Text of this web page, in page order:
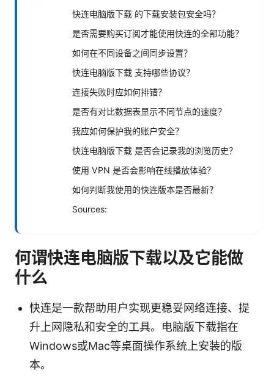
快连电脑版下载 的下载安装包安全吗？
是否需要购买订阅才能使用快连的全部功能？
如何在不同设备之间同步设置？
快连电脑版下载 支持哪些协议？
连接失败时应如何排错？
是否有对比数据表显示不同节点的速度？
我应如何保护我的账户安全？
快连电脑版下载 是否会记录我的浏览历史？
使用 VPN 是否会影响在线播放体验？
如何判断我使用的快连版本是否最新？
Sources:
何谓快连电脑版下载以及它能做
什么
快连是一款帮助用户实现更稳妥网络连接、提
升上网隐私和安全的工具。电脑版下载指在
Windows或Mac等桌面操作系统上安装的版
本。